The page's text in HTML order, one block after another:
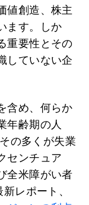
値創造、株主
ます。しか
重要性とその
していない企
含め、何らか
年齢期の人
の多くが失業
センチュア
全米障がい者
レポート、